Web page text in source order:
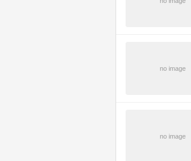
no image
no image